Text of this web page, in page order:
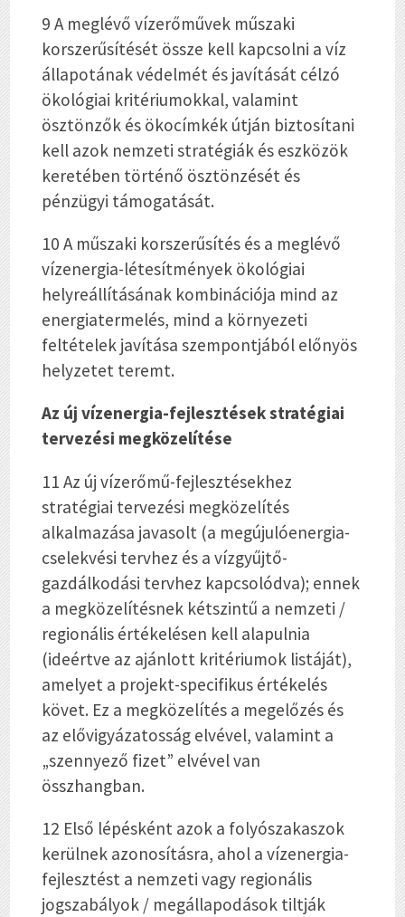
9 A meglévő vízerőművek műszaki
korszerűsítését össze kell kapcsolni a víz
állapotának védelmét és javítását célzó
ökológiai kritériumokkal, valamint
ösztönzők és ökocímkék útján biztosítani
kell azok nemzeti stratégiák és eszközök
keretében történő ösztönzését és
pénzügyi támogatását.
10 A műszaki korszerűsítés és a meglévő
vízenergia-létesítmények ökológiai
helyreállításának kombinációja mind az
energiatermelés, mind a környezeti
feltételek javítása szempontjából előnyös
helyzetet teremt.
Az új vízenergia-fejlesztések stratégiai
tervezési megközelítése
11 Az új vízerőmű-fejlesztésekhez
stratégiai tervezési megközelítés
alkalmazása javasolt (a megújulóenergia-
cselekvési tervhez és a vízgyűjtő-
gazdálkodási tervhez kapcsolódva); ennek
a megközelítésnek kétszintű a nemzeti /
regionális értékelésen kell alapulnia
(ideértve az ajánlott kritériumok listáját),
amelyet a projekt-specifikus értékelés
követ. Ez a megközelítés a megelőzés és
az elővigyázatosság elvével, valamint a
„szennyező fizet” elvével van
összhangban.
12 Első lépésként azok a folyószakaszok
kerülnek azonosításra, ahol a vízenergia-
fejlesztést a nemzeti vagy regionális
jogszabályok / megállapodások tiltják